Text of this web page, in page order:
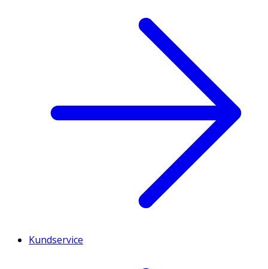
Kundservice